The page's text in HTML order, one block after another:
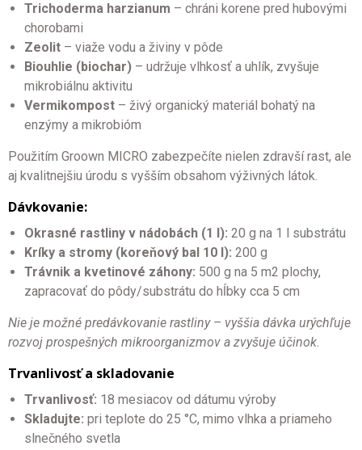
Trichoderma harzianum – chráni korene pred hubovými
chorobami
Zeolit – viaže vodu a živiny v pôde
Biouhlie (biochar) – udržuje vlhkosť a uhlík, zvyšuje
mikrobiálnu aktivitu
Vermikompost – živý organický materiál bohatý na
enzýmy a mikrobióm
Použitím Groown MICRO zabezpečíte nielen zdravší rast, ale
aj kvalitnejšiu úrodu s vyšším obsahom výživných látok.
Dávkovanie:
Okrasné rastliny v nádobách (1 l): 20 g na 1 l substrátu
Kríky a stromy (koreňový bal 10 l): 200 g
Trávnik a kvetinové záhony: 500 g na 5 m2 plochy,
zapracovať do pôdy/substrátu do hĺbky cca 5 cm
Nie je možné predávkovanie rastliny – vyššia dávka urýchľuje
rozvoj prospešných mikroorganizmov a zvyšuje účinok.
Trvanlivosť a skladovanie
Trvanlivosť: 18 mesiacov od dátumu výroby
Skladujte: pri teplote do 25 °C, mimo vlhka a priameho
slnečného svetla